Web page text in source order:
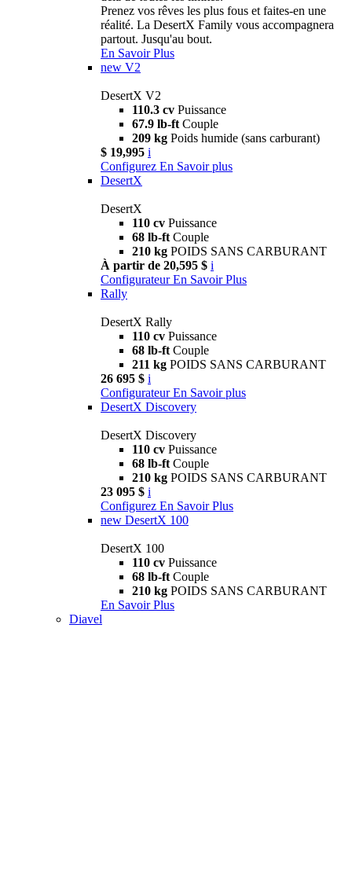
Prenez vos rêves les plus fous et faites-en une
réalité. La DesertX Family vous accompagnera
partout. Jusqu'au bout.
En Savoir Plus
new V2
DesertX V2
110.3 cv Puissance
67.9 lb-ft Couple
209 kg Poids humide (sans carburant)
$ 19,995 i
Configurez En Savoir plus
DesertX
DesertX
110 cv Puissance
68 lb-ft Couple
210 kg POIDS SANS CARBURANT
À partir de 20,595 $ i
Configurateur En Savoir Plus
Rally
DesertX Rally
110 cv Puissance
68 lb-ft Couple
211 kg POIDS SANS CARBURANT
26 695 $ i
Configurateur En Savoir plus
DesertX Discovery
DesertX Discovery
110 cv Puissance
68 lb-ft Couple
210 kg POIDS SANS CARBURANT
23 095 $ i
Configurez En Savoir Plus
new DesertX 100
DesertX 100
110 cv Puissance
68 lb-ft Couple
210 kg POIDS SANS CARBURANT
En Savoir Plus
Diavel